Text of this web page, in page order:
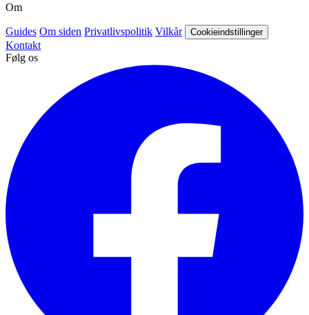
Om
Guides Om siden Privatlivspolitik Vilkår Cookieindstillinger
Kontakt
Følg os